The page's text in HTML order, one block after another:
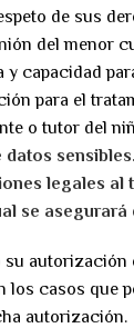
de sus
del menor
y capacidad
para el
o tutor del
datos
legales al
se asegurará
su autorización
los casos que
autorización.